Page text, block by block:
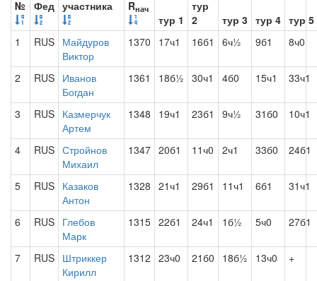
№ Фед участника
Rнач
тур 1
тур
2
тур 3 тур 4 тур 5
1
RUS Майдуров
Виктор
1370 17ч1 16б1 6ч½ 9б1 8ч0
2 RUS Иванов
Богдан
1361 18б½ 30ч1 4б0 15ч1 33ч1
3 RUS Казмерчук
Артем
1348 19ч1 23б1 9ч½ 31б0 10ч1
4 RUS Стройнов
Михаил
1347 20б1 11ч0 2ч1 33б0 24б1
5 RUS Казаков
Антон
1328 21ч1 29б1 11ч1 6б1 31ч1
6 RUS Глебов
Марк
1315 22б1 24ч1 1б½ 5ч0 27б1
7 RUS Штриккер
Кирилл
1312 23ч0 21б0 18б½ 13ч0 +